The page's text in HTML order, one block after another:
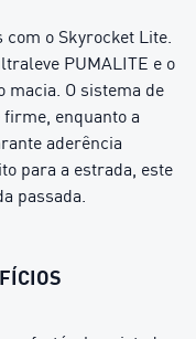
o Skyrocket Lite.
PUMALITE e o
macia. O sistema de
firme, enquanto a
aderência
para a estrada, este
passada.